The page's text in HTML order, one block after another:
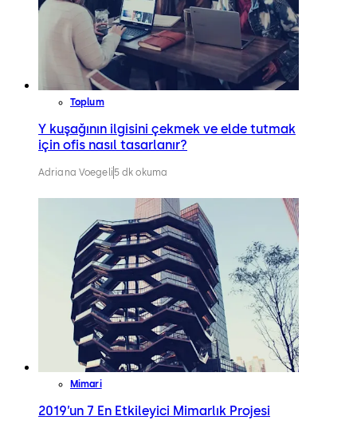
Toplum
Y kuşağının ilgisini çekmek ve elde tutmak
için ofis nasıl tasarlanır?
Adriana Voegeli 5 dk okuma
Mimari
2019’un 7 En Etkileyici Mimarlık Projesi